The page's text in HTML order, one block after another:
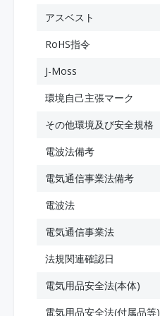
アスベスト
RoHS指令
J-Moss
環境自己主張マーク
その他環境及び安全規格
電波法備考
電気通信事業法備考
電波法
電気通信事業法
法規関連確認日
電気用品安全法(本体)
電気用品安全法(付属品等)